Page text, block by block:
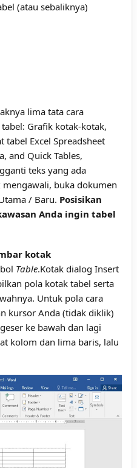
(atau sebaliknya)
lima tata cara
Grafik kotak-kotak,
tabel Excel Spreadsheet
and Quick Tables,
teks yang ada
buka dokumen
/ Baru. Posisikan
Anda ingin tabel
kotak
Table.Kotak dialog Insert
pola kotak tabel serta
Untuk pola cara
kursor Anda (tidak diklik)
ke bawah dan lagi
kolom dan lima baris, lalu